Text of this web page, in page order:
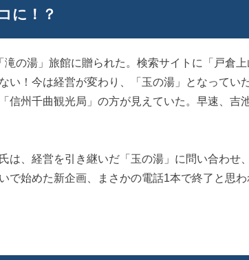
に！？
の湯」旅館に贈られた。検索サイトに「戸倉上
！今は経営が変わり、「玉の湯」となっていた
信州千曲観光局」の方が見えていた。早速、吉
は、経営を引き継いだ「玉の湯」に問い合わせ
で始めた新企画、まさかの電話1本で終了と思わ